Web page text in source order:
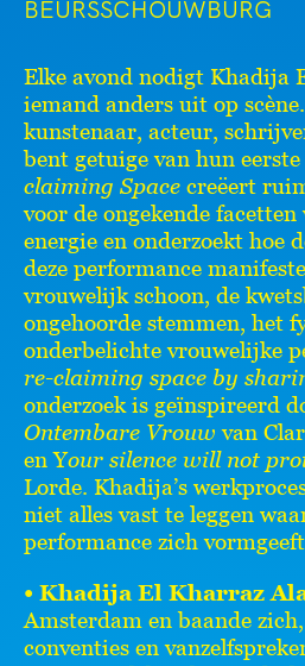
BEURSSCHOUWBURG
Elke avond nodigt Khadija
iemand anders uit op
kunstenaar, acteur,
bent getuige van hun
claiming Space creëert
voor de ongekende
energie en onderzoekt hoe
deze performance
vrouwelijk schoon, de
ongehoorde stemmen, het
onderbelichte vrouwelijke
re-claiming space by
onderzoek is geïnspireerd
Ontembare Vrouw van
en Your silence will not
Lorde. Khadija’s
niet alles vast te leggen
performance zich
• Khadija El Kharraz
Amsterdam en baande
conventies en